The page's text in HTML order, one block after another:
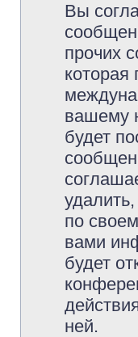
Вы
прочих
которая
вашему
будет
по
вами
будет
ней.